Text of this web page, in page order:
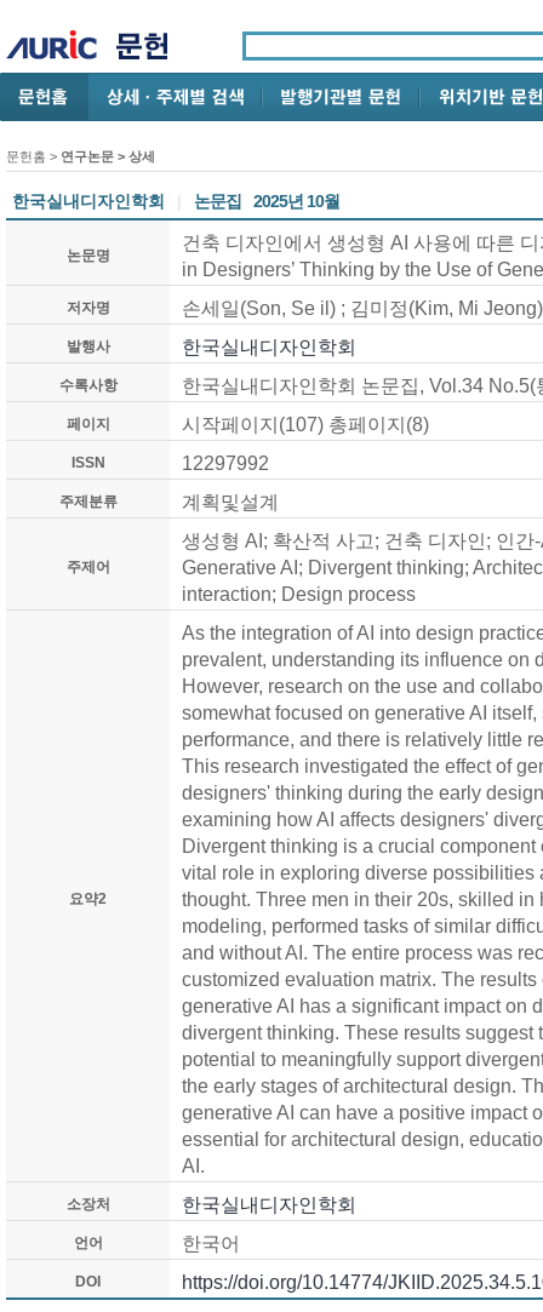
문헌홈 > 연구논문 > 상세
한국실내디자인학회 | 논문집 2025년 10월
논문명
건축 디자인에서 생성형 AI 사용에 따른
in Designers’ Thinking by the Use of
저자명 손세일(Son, Se il) ; 김미정(Kim, Mi Jeong)
발행사 한국실내디자인학회
수록사항 한국실내디자인학회 논문집, Vol.34
페이지 시작페이지(107) 총페이지(8)
ISSN 12297992
주제분류 계획및설계
주제어
생성형 AI; 확산적 사고; 건축 디자인; 인
Generative AI; Divergent thinking;
interaction; Design process
요약2
As the integration of AI into design
prevalent, understanding its influence on
However, research on the use and
somewhat focused on generative AI
performance, and there is relatively little
This research investigated the effect of
designers' thinking during the early
examining how AI affects designers'
Divergent thinking is a crucial
vital role in exploring diverse possibilities
thought. Three men in their 20s, skilled
modeling, performed tasks of similar
and without AI. The entire process was
customized evaluation matrix. The
generative AI has a significant impact on
divergent thinking. These results suggest
potential to meaningfully support
the early stages of architectural design.
generative AI can have a positive impact
essential for architectural design,
AI.
소장처 한국실내디자인학회
언어 한국어
DOI https://doi.org/10.14774/